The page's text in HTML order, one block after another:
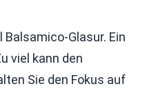
Balsamico-Glasur. Ein
viel kann den
Sie den Fokus auf